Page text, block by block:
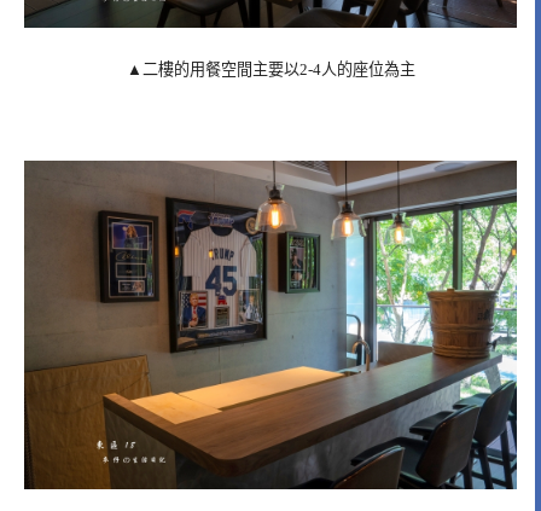
▲二樓的用餐空間主要以2-4人的座位為主